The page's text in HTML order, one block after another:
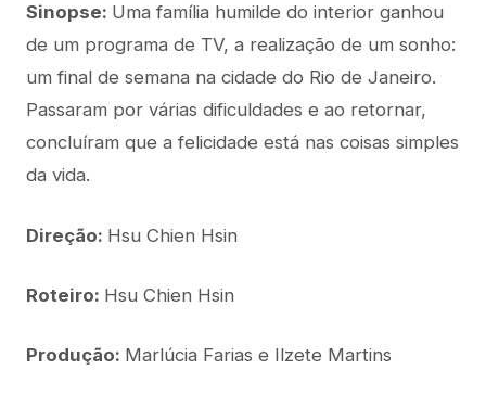
Sinopse: Uma família humilde do interior ganhou
de um programa de TV, a realização de um sonho:
um final de semana na cidade do Rio de Janeiro.
Passaram por várias dificuldades e ao retornar,
concluíram que a felicidade está nas coisas simples
da vida.
Direção: Hsu Chien Hsin
Roteiro: Hsu Chien Hsin
Produção: Marlúcia Farias e Ilzete Martins